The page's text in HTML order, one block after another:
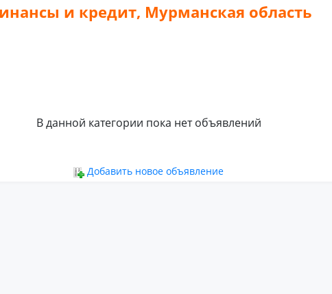
и кредит, Мурманская область
В данной категории пока нет объявлений
Добавить новое объявление